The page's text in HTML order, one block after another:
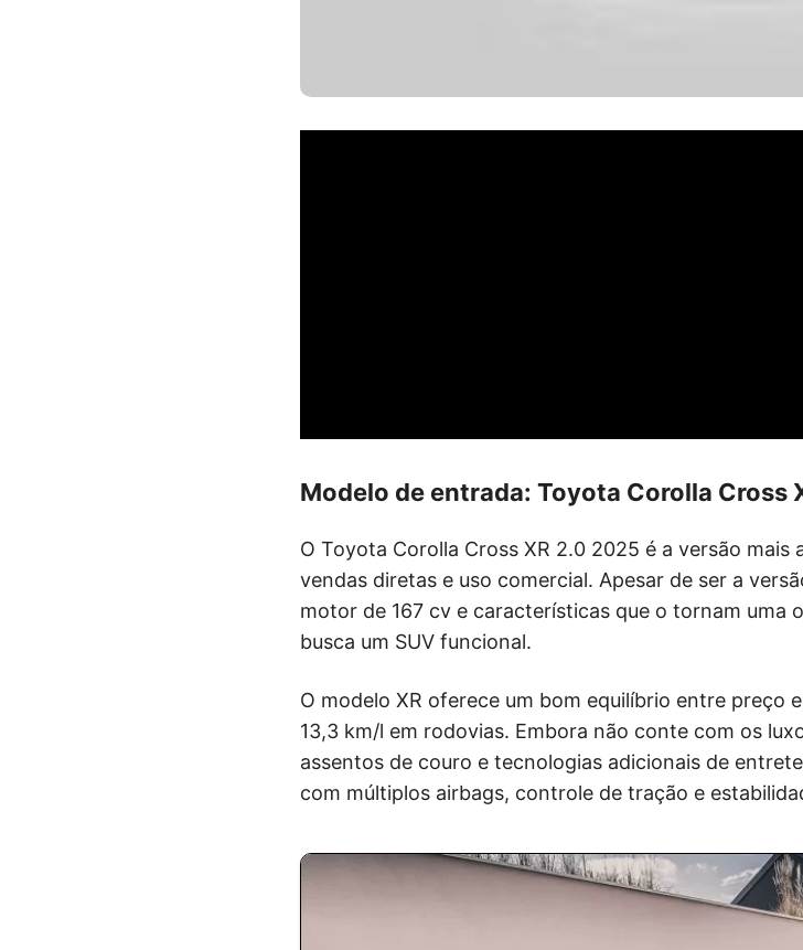
Modelo de entrada: Toyota Corolla Cross
O Toyota Corolla Cross XR 2.0 2025 é a versão
vendas diretas e uso comercial. Apesar de ser a
motor de 167 cv e características que o tornam uma
busca um SUV funcional.
O modelo XR oferece um bom equilíbrio entre preço
13,3 km/l em rodovias. Embora não conte com os
assentos de couro e tecnologias adicionais de
com múltiplos airbags, controle de tração e